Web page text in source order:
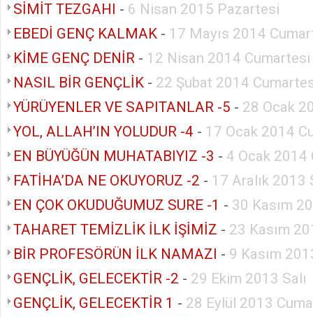
SİMİT TEZGAHI
- 6 Nisan 2015 Pazartesi
EBEDİ GENÇ KALMAK - 17 Mayıs 2014
KİME GENÇ DENİR - 12 Nisan 2014 Cumartesi
NASIL BİR GENÇLİK - 22 Şubat 2014
YÜRÜYENLER VE SAPITANLAR -5 - 28 Ocak
YOL, ALLAH’IN YOLUDUR -4 - 17 Ocak 2014
EN BÜYÜĞÜN MUHATABIYIZ -3 - 4 Ocak 2014
FATİHA’DA NE OKUYORUZ -2 - 17 Aralık 2013
EN ÇOK OKUDUĞUMUZ SURE -1 - 30 Kasım
TAHARET TEMİZLİK İLK İŞİMİZ - 23 Kasım
BİR PROFESÖRÜN İLK NAMAZI - 9 Kasım
GENÇLİK, GELECEKTİR -2 - 29 Ekim 2013 Salı
GENÇLİK, GELECEKTİR 1 - 28 Eylül 2013